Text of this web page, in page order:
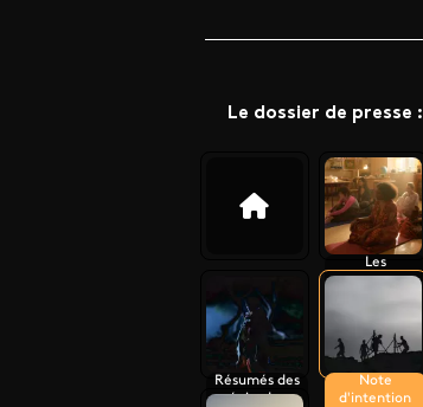
Le dossier de presse :
Les
personnages
Résumés des
épisodes
Note
d'intention